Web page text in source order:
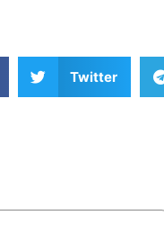
Twitter